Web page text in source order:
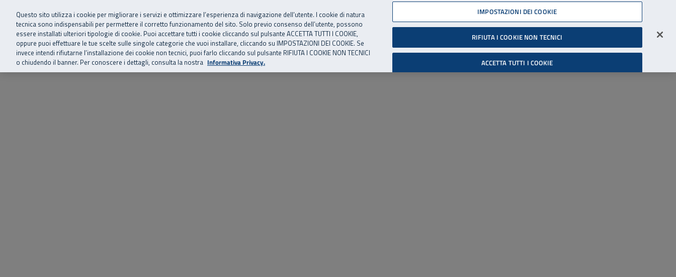
Vai al menu principale
Vai al contenuto principale
Vai al Footer 06 45539607
SuperAbile - il Contact Center Inail per il mondo della disabilità
Home Chi siamo Storie, news ed eventi Risorse utili Supporto Accessibilità
Cerca
Accedi all'area riservata
Questo sito utilizza i cookie per migliorare i servizi e ottimizzare l’esperienza di navigazione dell’utente. I cookie di natura
tecnica sono indispensabili per permettere il corretto funzionamento del sito. Solo previo consenso dell’utente, possono
essere installati ulteriori tipologie di cookie. Puoi accettare tutti i cookie cliccando sul pulsante ACCETTA TUTTI I COOKIE,
oppure puoi effettuare le tue scelte sulle singole categorie che vuoi installare, cliccando su IMPOSTAZIONI DEI COOKIE. Se
invece intendi rifiutarne l’installazione dei cookie non tecnici, puoi farlo cliccando sul pulsante RIFIUTA I COOKIE NON TECNICI
o chiudendo il banner. Per conoscere i dettagli, consulta la nostra Informativa Privacy.
IMPOSTAZIONI DEI COOKIE
RIFIUTA I COOKIE NON TECNICI
ACCETTA TUTTI I COOKIE